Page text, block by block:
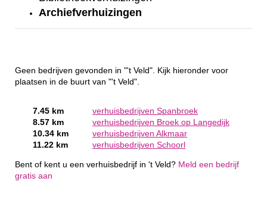
Archiefverhuizingen
Geen bedrijven gevonden in "'t Veld". Kijk hieronder voor
plaatsen in de buurt van "'t Veld".
7.45 km
verhuisbedrijven Spanbroek
8.57 km
verhuisbedrijven Broek op Langedijk
10.34 km
verhuisbedrijven Alkmaar
11.22 km
verhuisbedrijven Schoorl
Bent of kent u een verhuisbedrijf in 't Veld? Meld een bedrijf
gratis aan